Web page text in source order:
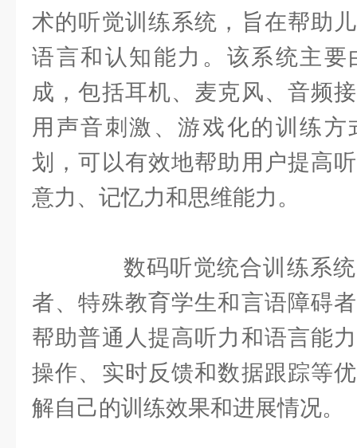
术的听觉训练系统，旨在帮助
语言和认知能力。该系统主要
成，包括耳机、麦克风、音频
用声音刺激、游戏化的训练
划，可以有效地帮助用户提高
意力、记忆力和思维能力。
数码听觉统合训练系统
者、特殊教育学生和言语障碍
帮助普通人提高听力和语言能
操作、实时反馈和数据跟踪等
解自己的训练效果和进展情况。